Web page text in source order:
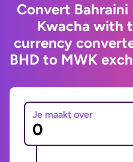
Convert
Kwacha with
currency
BHD to MWK
Je maakt over